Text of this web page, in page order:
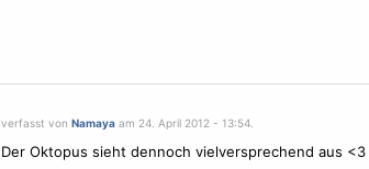
verfasst von Namayaam 24. April 2012 - 13:54.
Der Oktopus sieht dennoch vielversprechend aus <3